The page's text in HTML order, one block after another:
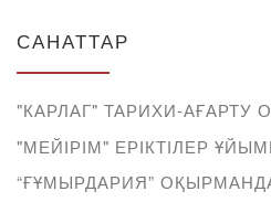
САНАТТАР
"КАРЛАГ" ТАРИХИ-АҒАРТУ
"МЕЙІРІМ" ЕРІКТІЛЕР
“ҒҰМЫРДАРИЯ”